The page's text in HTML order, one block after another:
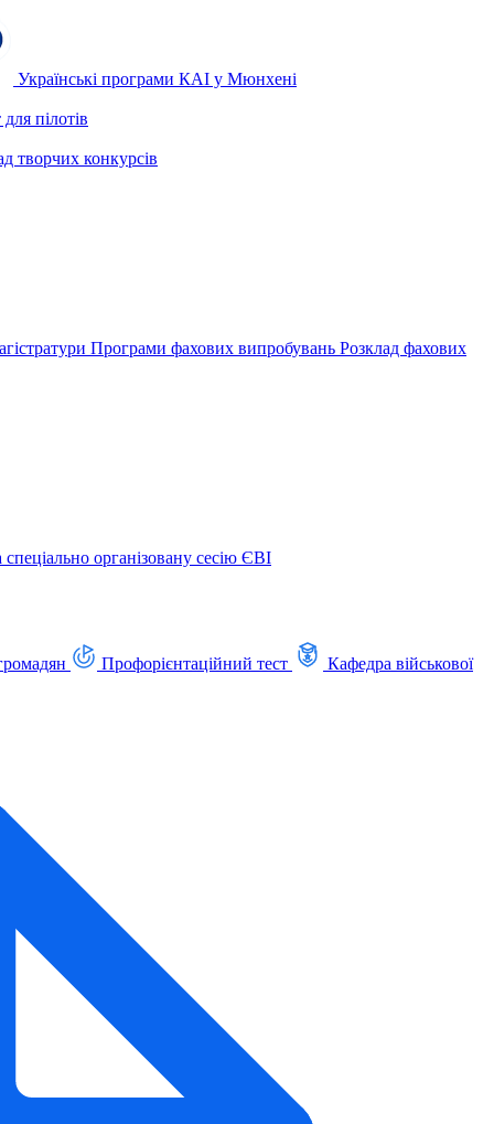
Українські програми КАІ у Мюнхені
пілотів
творчих конкурсів
Програми фахових випробувань Розклад фахових
спеціально організовану сесію ЄВІ
Профорієнтаційний тест Кафедра військової